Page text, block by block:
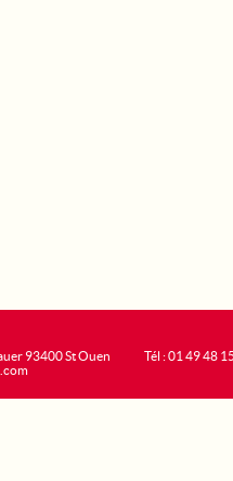
93400 St Ouen
Tél : 01 49 48